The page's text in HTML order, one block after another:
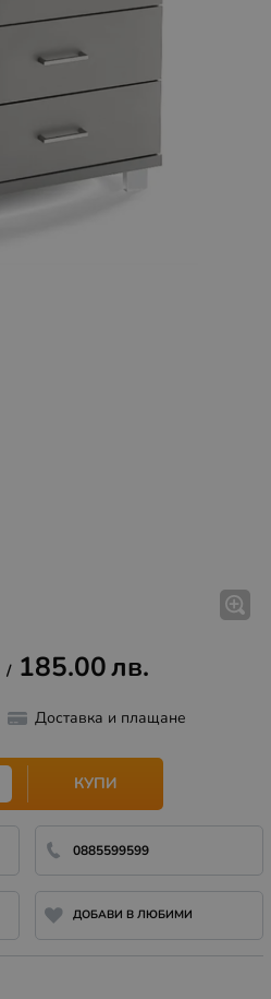
/ 185.00лв.
Доставка и плащане
КУПИ
0885599599
ДОБАВИ В ЛЮБИМИ